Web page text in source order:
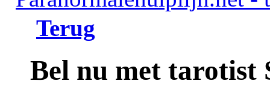
Terug
Bel nu met tarotist